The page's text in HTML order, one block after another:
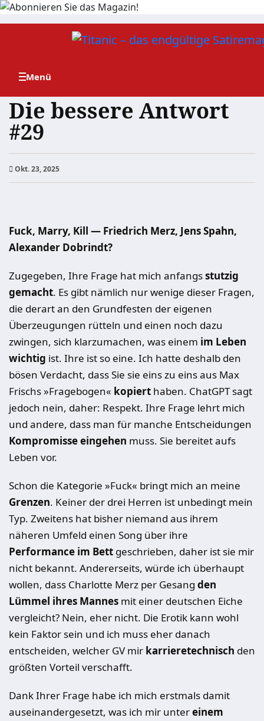
Zum
Die bessere Antwort
#29
Okt. 23, 2025
Fuck, Marry, Kill — Friedrich Merz, Jens Spahn,
Alexander Dobrindt?
Zugegeben, Ihre Frage hat mich anfangsstutzig
gemacht. Es gibt nämlich nur wenige dieser Fragen,
die derart an den Grundfesten der eigenen
Überzeugungen rütteln und einen noch dazu
zwingen, sich klarzumachen, was einem im Leben
wichtig ist. Ihre ist so eine. Ich hatte deshalb den
bösen Verdacht, dass Sie sie eins zu eins aus Max
Frischs »Fragebogen« kopiert haben. ChatGPT sagt
jedoch nein, daher: Respekt. Ihre Frage lehrt mich
und andere, dass man für manche Entscheidungen
Kompromisse eingehen muss. Sie bereitet aufs
Leben vor.
Schon die Kategorie »Fuck« bringt mich an meine
Grenzen. Keiner der drei Herren ist unbedingt mein
Typ. Zweitens hat bisher niemand aus ihrem
näheren Umfeld einen Song über ihre
Performance im Bett geschrieben, daher ist sie mir
nicht bekannt. Andererseits, würde ich überhaupt
wollen, dass Charlotte Merz per Gesang den
Lümmel ihres Mannes mit einer deutschen Eiche
vergleicht? Nein, eher nicht. Die Erotik kann wohl
kein Faktor sein und ich muss eher danach
entscheiden, welcher GV mir karrieretechnisch den
größten Vorteil verschafft.
Dank Ihrer Frage habe ich mich erstmals damit
auseinandergesetzt, was ich mir untereinem